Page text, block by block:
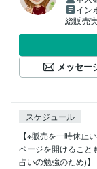
イン
総販売
メッセー
スケジュール
【※販売を一時休止
ページを開けること
占いの勉強のため)】